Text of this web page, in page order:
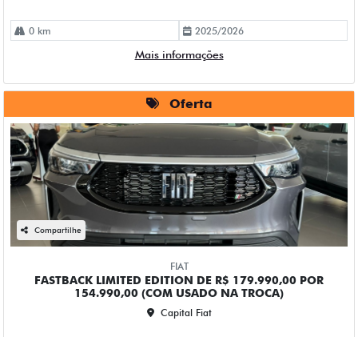
0 km 2025/2026
Mais informações
Oferta
Compartilhe
FIAT
FASTBACK LIMITED EDITION DE R$ 179.990,00 POR
154.990,00 (COM USADO NA TROCA)
Capital Fiat